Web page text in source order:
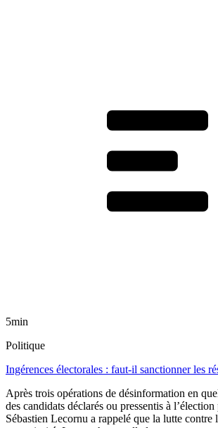
5min
Politique
Ingérences électorales : faut-il sanctionner les
Après trois opérations de désinformation en
des candidats déclarés ou pressentis à
Sébastien Lecornu a rappelé que la lutte contre